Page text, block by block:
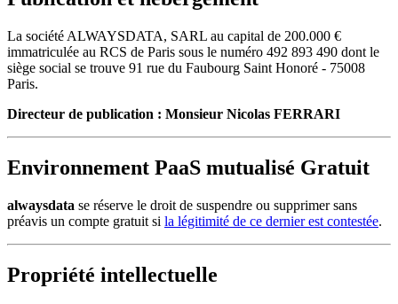
La société ALWAYSDATA, SARL au capital de 200.000 €
immatriculée au RCS de Paris sous le numéro 492 893 490 dont le
siège social se trouve 91 rue du Faubourg Saint Honoré - 75008
Paris.
Directeur de publication : Monsieur Nicolas FERRARI
Environnement PaaS mutualisé Gratuit
alwaysdata se réserve le droit de suspendre ou supprimer sans
préavis un compte gratuit si la légitimité de ce dernier est contestée.
Propriété intellectuelle